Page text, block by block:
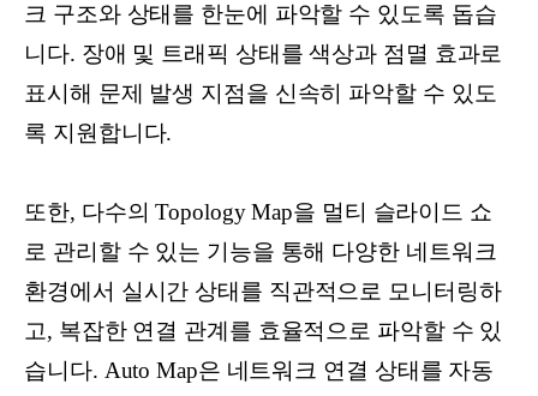
크 구조와 상태를 한눈에 파악할 수 있도록 돕습
니다. 장애 및 트래픽 상태를 색상과 점멸 효과로
표시해 문제 발생 지점을 신속히 파악할 수 있도
록 지원합니다.
또한, 다수의 Topology Map을 멀티 슬라이드 쇼
로 관리할 수 있는 기능을 통해 다양한 네트워크
환경에서 실시간 상태를 직관적으로 모니터링하
고, 복잡한 연결 관계를 효율적으로 파악할 수 있
습니다. Auto Map은 네트워크 연결 상태를 자동